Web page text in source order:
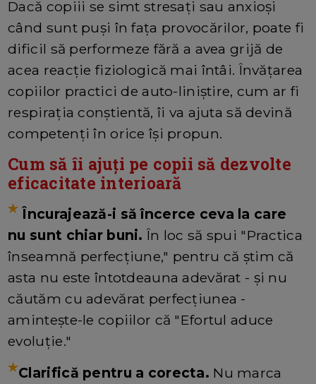
Dacă copiii se simt stresați sau anxioși
când sunt puși în fața provocărilor, poate fi
dificil să performeze fără a avea grijă de
acea reacție fiziologică mai întâi. Învățarea
copiilor practici de auto-liniștire, cum ar fi
respirația conștientă, îi va ajuta să devină
competenți în orice își propun.
Cum să îi ajuți pe copii să dezvolte
eficacitate interioară
Încurajează-i să încerce ceva la care
nu sunt chiar buni.În loc să spui "Practica
înseamnă perfecțiune," pentru că știm că
asta nu este întotdeauna adevărat - și nu
căutăm cu adevărat perfecțiunea -
amintește-le copiilor că "Efortul aduce
evoluție."
Clarifică pentru a corecta. Nu marca